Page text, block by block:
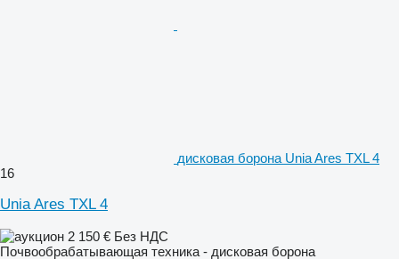
дисковая борона Unia Ares TXL 4
16
Unia Ares TXL 4
2 150 € Без НДС
Почвообрабатывающая техника - дисковая борона